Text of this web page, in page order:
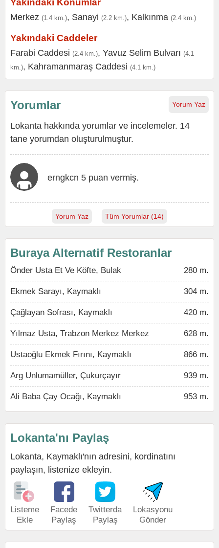
Yakındaki Konumlar
Merkez (1.4 km.), Sanayi (2.2 km.), Kalkınma (2.4 km.)
Yakındaki Caddeler
Farabi Caddesi (2.4 km.), Yavuz Selim Bulvarı (4.1
km.), Kahramanmaraş Caddesi (4.1 km.)
Yorum Yaz
Yorumlar
Lokanta hakkında yorumlar ve incelemeler. 14
tane yorumdan oluşturulmuştur.
erngkcn 5 puan vermiş.
Yorum Yaz Tüm Yorumlar (14)
Buraya Alternatif Restoranlar
Önder Usta Et Ve Köfte, Bulak 280 m.
Ekmek Sarayı, Kaymaklı 304 m.
Çağlayan Sofrası, Kaymaklı 420 m.
Yılmaz Usta, Trabzon Merkez Merkez 628 m.
Ustaoğlu Ekmek Fırını, Kaymaklı 866 m.
Arg Unlumamüller, Çukurçayır 939 m.
Ali Baba Çay Ocağı, Kaymaklı 953 m.
Lokanta'nı Paylaş
Lokanta, Kaymaklı'nın adresini, kordinatını
paylaşın, listenize ekleyin.
Listeme
Ekle
Facede
Paylaş
Twitterda
Paylaş
Lokasyonu
Gönder